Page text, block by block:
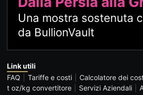
Una mostra sostenuta
da BullionVault
Link utili
FAQ
Tariffe e costi
Calcolatore dei
t oz/kg convertitore
Servizi Aziendali